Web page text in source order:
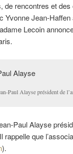
de rencontres et
Yvonne Jean-
Lecoin
Paul Alayse président de
Paul Alayse
rappelle que
).